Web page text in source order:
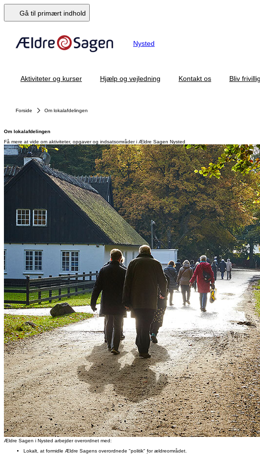
Gå til primært indhold
Nysted
Aktiviteter og kurser Hjælp og vejledning Kontakt os Bliv frivillig
Forside Om lokalafdelingen
Om lokalafdelingen
Få mere at vide om aktiviteter, opgaver og indsatsområder i Ældre Sagen Nysted
Ældre Sagen i Nysted arbejder overordnet med:
Lokalt, at formidle Ældre Sagens overordnede "politik" for ældreområdet.